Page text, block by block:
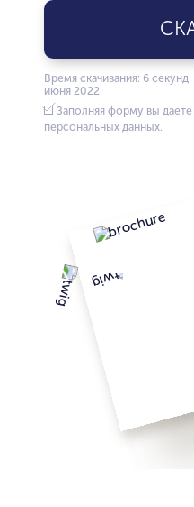
Время скачивания: 6
июня 2022
Заполняя форму вы даете
персональных данных.